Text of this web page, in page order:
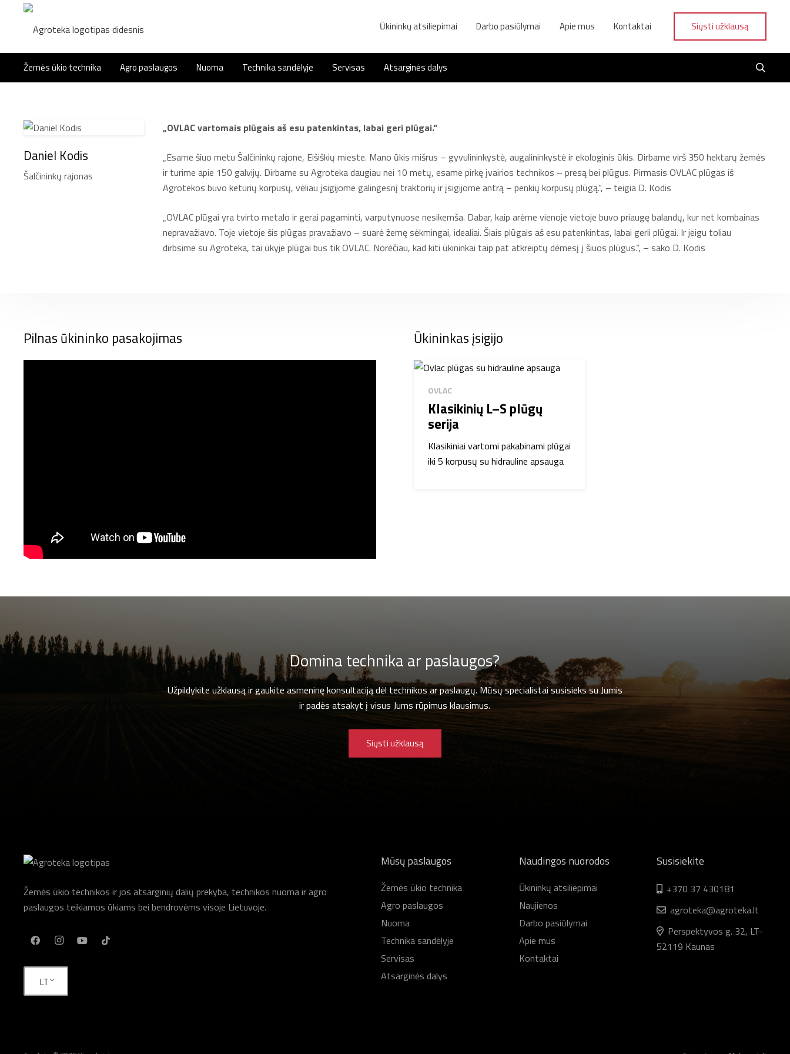
Ūkininkų atsiliepimai Darbo pasiūlymai Apie mus Kontaktai Siųsti užklausą
Žemės ūkio technika Agro paslaugos Nuoma Technika sandėlyje Servisas Atsarginės dalys
Daniel Kodis
Šalčininkų rajonas
„OVLAC vartomais plūgais aš esu patenkintas, labai geri plūgai.“
„Esame šiuo metu Šalčininkų rajone, Eišiškių mieste. Mano ūkis mišrus – gyvulininkystė, augalininkystė ir ekologinis ūkis. Dirbame virš 350 hektarų žemės
ir turime apie 150 galvijų. Dirbame su Agroteka daugiau nei 10 metų, esame pirkę įvairios technikos – presą bei plūgus. Pirmasis OVLAC plūgas iš
Agrotekos buvo keturių korpusų, vėliau įsigijome galingesnį traktorių ir įsigijome antrą – penkių korpusų plūgą.“, – teigia D. Kodis
„OVLAC plūgai yra tvirto metalo ir gerai pagaminti, varputynuose nesikemša. Dabar, kaip arėme vienoje vietoje buvo priaugę balandų, kur net kombainas
nepravažiavo. Toje vietoje šis plūgas pravažiavo – suarė žemę sėkmingai, idealiai. Šiais plūgais aš esu patenkintas, labai gerli plūgai. Ir jeigu toliau
dirbsime su Agroteka, tai ūkyje plūgai bus tik OVLAC. Norėčiau, kad kiti ūkininkai taip pat atkreiptų dėmesį į šiuos plūgus.“, – sako D. Kodis
Pilnas ūkininko pasakojimas Ūkininkas įsigijo
OVLAC
Klasikinių L–S plūgų
serija
Klasikiniai vartomi pakabinami plūgai
iki 5 korpusų su hidrauline apsauga
Domina technika ar paslaugos?
Užpildykite užklausą ir gaukite asmeninę konsultaciją dėl technikos ar paslaugų. Mūsų specialistai susisieks su Jumis
ir padės atsakyt į visus Jums rūpimus klausimus.
Siųsti užklausą
Žemės ūkio technikos ir jos atsarginių dalių prekyba, technikos nuoma ir agro
paslaugos teikiamos ūkiams bei bendrovėms visoje Lietuvoje.
LT
Mūsų paslaugos
Žemės ūkio technika
Agro paslaugos
Nuoma
Technika sandėlyje
Servisas
Atsarginės dalys
Naudingos nuorodos
Ūkininkų atsiliepimai
Naujienos
Darbo pasiūlymai
Apie mus
Kontaktai
Susisiekite
+370 37 430181
agroteka@agroteka.lt
Perspektyvos g. 32, LT-
52119 Kaunas